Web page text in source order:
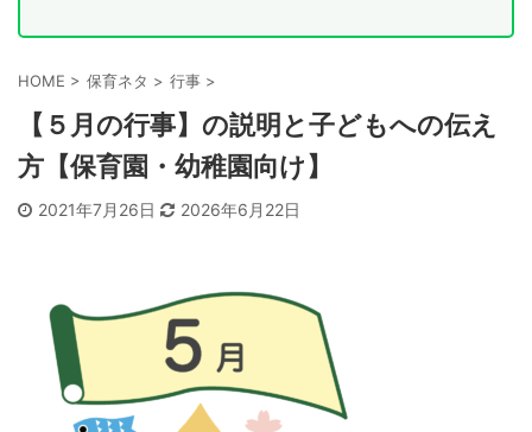
HOME > 保育ネタ > 行事 >
【５月の行事】の説明と子どもへの伝え
方【保育園・幼稚園向け】
2021年7月26日 2026年6月22日